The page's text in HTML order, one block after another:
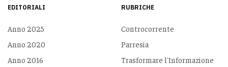
EDITORIALI
Anno 2025
Anno 2020
Anno 2016
RUBRICHE
Controcorrente
Parresia
Trasformare l'Informazione